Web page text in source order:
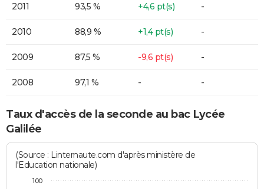
2011 93,5 % +4,6 pt(s) -
2010 88,9 % +1,4 pt(s) -
2009 87,5 % -9,6 pt(s) -
2008 97,1 % - -
Taux d'accès de la seconde au bac Lycée
Galilée
(Source : Linternaute.com d'après ministère de
l'Education nationale)
100